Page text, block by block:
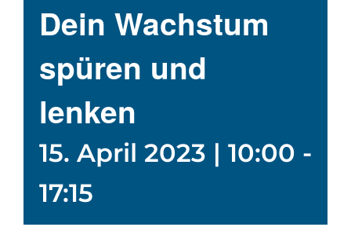
Dein Wachstum
spüren und
lenken
15. April 2023 | 10:00 -
17:15